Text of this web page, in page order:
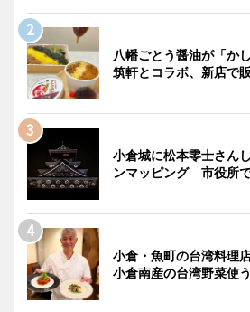
八幡ごとう醤油が「か
筑軒とコラボ、新店で
小倉城に松本零士さん
ンマッピング 市役所
小倉・魚町の台湾料理
小倉南産の台湾野菜使う